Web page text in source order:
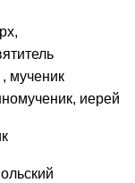
, мученик
иерей